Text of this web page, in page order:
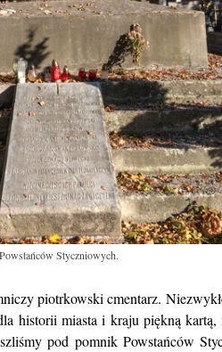
Styczniowych.
piotrkowski cmentarz.
historii miasta i kraju piękną
pod pomnik Powstańców